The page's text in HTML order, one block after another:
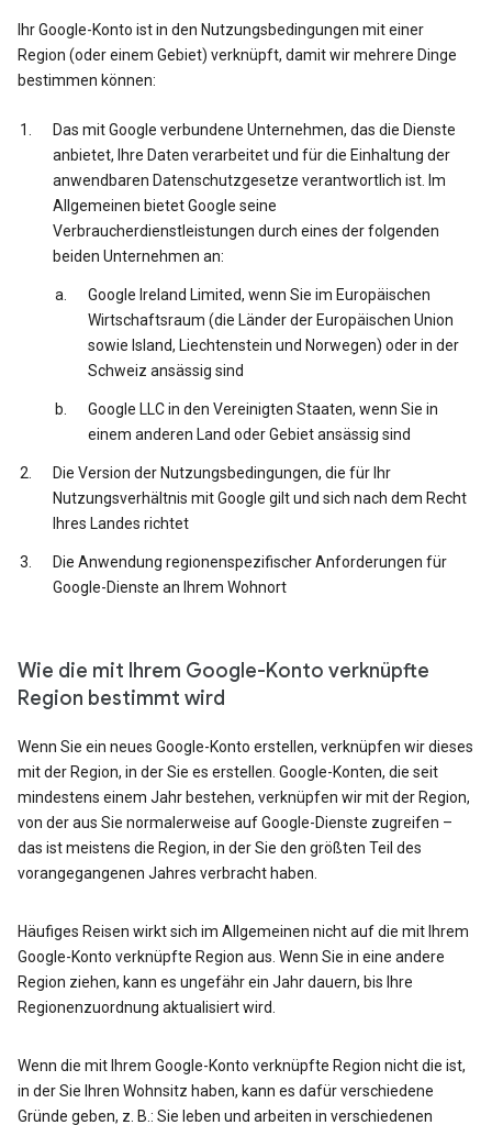
Ihr Google-Konto ist in den Nutzungsbedingungen mit einer
Region (oder einem Gebiet) verknüpft, damit wir mehrere Dinge
bestimmen können:
Das mit Google verbundene Unternehmen, das die Dienste
anbietet, Ihre Daten verarbeitet und für die Einhaltung der
anwendbaren Datenschutzgesetze verantwortlich ist. Im
Allgemeinen bietet Google seine
Verbraucherdienstleistungen durch eines der folgenden
beiden Unternehmen an:
Google Ireland Limited, wenn Sie im Europäischen
Wirtschaftsraum (die Länder der Europäischen Union
sowie Island, Liechtenstein und Norwegen) oder in der
Schweiz ansässig sind
Google LLC in den Vereinigten Staaten, wenn Sie in
einem anderen Land oder Gebiet ansässig sind
Die Version der Nutzungsbedingungen, die für Ihr
Nutzungsverhältnis mit Google gilt und sich nach dem Recht
Ihres Landes richtet
Die Anwendung regionenspezifischer Anforderungen für
Google-Dienste an Ihrem Wohnort
Wie die mit Ihrem Google-Konto verknüpfte
Region bestimmt wird
Wenn Sie ein neues Google-Konto erstellen, verknüpfen wir dieses
mit der Region, in der Sie es erstellen. Google-Konten, die seit
mindestens einem Jahr bestehen, verknüpfen wir mit der Region,
von der aus Sie normalerweise auf Google-Dienste zugreifen –
das ist meistens die Region, in der Sie den größten Teil des
vorangegangenen Jahres verbracht haben.
Häufiges Reisen wirkt sich im Allgemeinen nicht auf die mit Ihrem
Google-Konto verknüpfte Region aus. Wenn Sie in eine andere
Region ziehen, kann es ungefähr ein Jahr dauern, bis Ihre
Regionenzuordnung aktualisiert wird.
Wenn die mit Ihrem Google-Konto verknüpfte Region nicht die ist,
in der Sie Ihren Wohnsitz haben, kann es dafür verschiedene
Gründe geben, z. B.: Sie leben und arbeiten in verschiedenen